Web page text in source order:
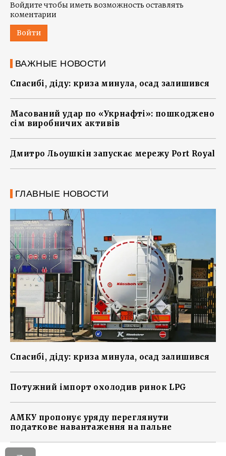
Войдите чтобы иметь возможность оставлять
коментарии
Войти
ВАЖНЫЕ НОВОСТИ
Спасибі, діду: криза минула, осад залишився
Масований удар по «Укрнафті»: пошкоджено
сім виробничих активів
Дмитро Льоушкін запускає мережу Port Royal
ГЛАВНЫЕ НОВОСТИ
Спасибі, діду: криза минула, осад залишився
Потужний імпорт охолодив ринок LPG
АМКУ пропонує уряду переглянути
податкове навантаження на пальне